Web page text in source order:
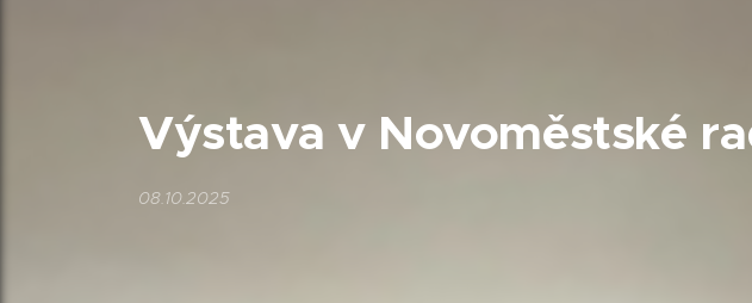
Výstava v Novoměstské
08.10.2025